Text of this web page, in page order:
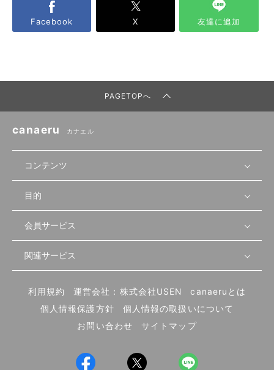
Facebook X 友達に追加
PAGETOPへ
canaeru カナエル
コンテンツ
無料開業相談
セミナー情報
セミナー動画
物件を探す
首都圏
北海道
先輩開業者の声
開業・経営に関する記事
編集ポリシー
業態別の開業方法
UIターン開業特集
目的
店舗運営
物件
内装・設備
食材・仕入れ
会員サービス
会員登録
ログイン
関連サービス
飲食店サクセスガイド（外部サイト）
利用規約 運営会社：株式会社USEN
canaeruとは
個人情報保護方針
個人情報の取扱いについて
お問い合わせ
サイトマップ